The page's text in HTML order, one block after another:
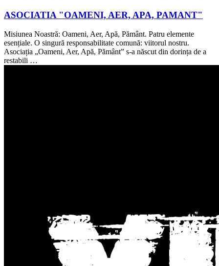
ASOCIATIA "OAMENI, AER, APA, PAMANT"
Misiunea Noastră: Oameni, Aer, Apă, Pământ. Patru elemente
esențiale. O singură responsabilitate comună: viitorul nostru.
Asociația „Oameni, Aer, Apă, Pământ” s-a născut din dorința de a
restabili …